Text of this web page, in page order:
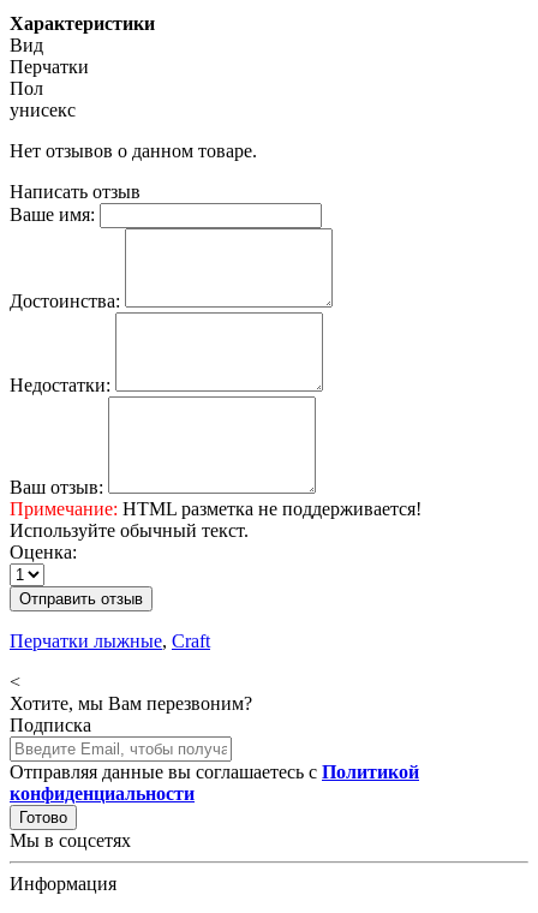
Характеристики
Вид
Перчатки
Пол
унисекс
Нет отзывов о данном товаре.
Написать отзыв
Ваше имя:
Достоинства:
Недостатки:
Ваш отзыв:
Примечание: HTML разметка не поддерживается!
Используйте обычный текст.
Оценка:
Отправить отзыв
Перчатки лыжные, Craft
<
Хотите, мы Вам перезвоним?
Подписка
Отправляя данные вы соглашаетесь с Политикой
конфиденциальности
Готово
Мы в соцсетях
Информация